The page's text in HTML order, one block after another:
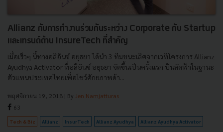
Allianz กับการทำงานร่วมกันระหว่าง ​Corporate กับ Startup
และเทรนด์ด้าน InsureTech ที่สำคัญ
เมื่อเร็วๆ นี้ทางอลิอันซ์ อยุธยา ได้นำ 3 ทีมชนะเลิศจากเวทีโครงการ Allianz
Ayudhya Activator ที่อลิอันซ์ อยุธยา จัดขึ้นเป็นครั้งแรก บินลัดฟ้าในฐานะ
ตัวแทนประเทศไทยเพื่อโชว์ศักยภาพด้า...
พฤศจิกายน 19, 2018 | By Jen Namjatturas
63
Tech & Biz Allianz InsurTech Allianz Ayudhya Allianz Ayudhya Activator